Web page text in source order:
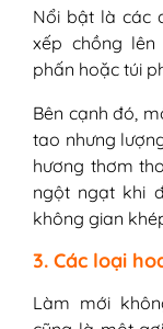
Nổi bật là các
xếp chồng lên
phấn hoặc túi
Bên cạnh đó,
tao nhưng
hương thơm
ngột ngạt khi
không gian
3. Các loại
Làm mới